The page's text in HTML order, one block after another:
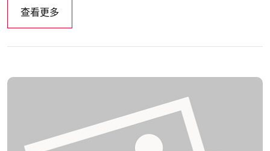
查看更多